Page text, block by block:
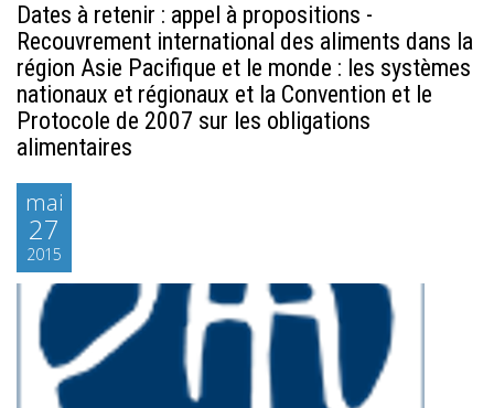
Dates à retenir : appel à propositions -
Recouvrement international des aliments dans la
région Asie Pacifique et le monde : les systèmes
nationaux et régionaux et la Convention et le
Protocole de 2007 sur les obligations
alimentaires
mai
27
2015